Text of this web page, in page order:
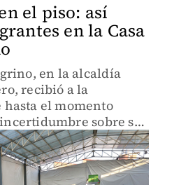
el piso: así
en la Casa
en la alcaldía
recibió a la
hasta el momento
sobre su